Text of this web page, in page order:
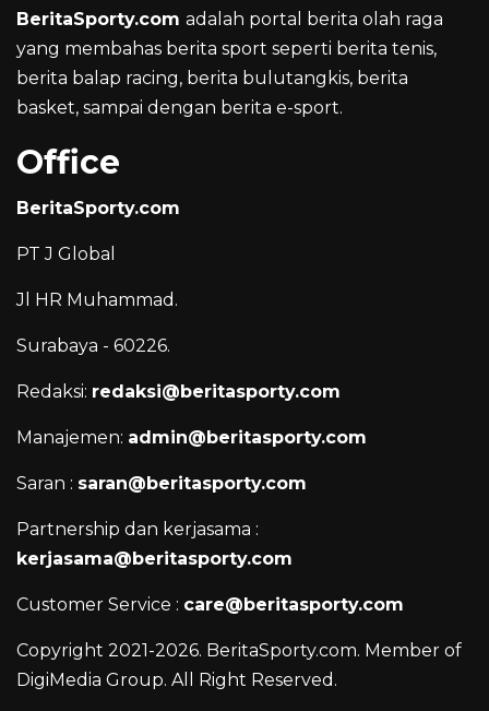
BeritaSporty.com adalah portal berita olah raga
yang membahas berita sport seperti berita tenis,
berita balap racing, berita bulutangkis, berita
basket, sampai dengan berita e-sport.
Office
BeritaSporty.com
PT J Global
Jl HR Muhammad.
Surabaya - 60226.
Redaksi: redaksi@beritasporty.com
Manajemen: admin@beritasporty.com
Saran : saran@beritasporty.com
Partnership dan kerjasama :
kerjasama@beritasporty.com
Customer Service : care@beritasporty.com
Copyright 2021-2026. BeritaSporty.com. Member of
DigiMedia Group. All Right Reserved.